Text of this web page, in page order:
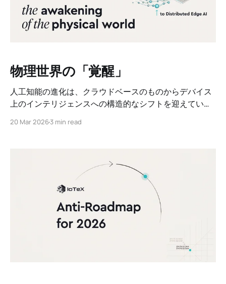
物理世界の「覚醒」
人工知能の進化は、クラウドベースのものからデバイス
上のインテリジェンスへの構造的なシフトを迎えていま
登場に特徴づけられていましたが、未来は業界特化型ま
械、および他の物理インフラストラクチャ上でローカル
に動作し、インテリジェンスが現実のユースケースにど
のように適用されるかの新しいパラダイムを導入しま
20 Mar 20263 min read